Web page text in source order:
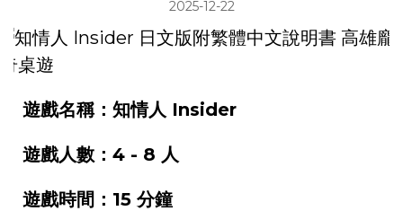
2025-12-22
遊戲名稱：知情人 Insider
遊戲人數：4 - 8 人
遊戲時間：15 分鐘